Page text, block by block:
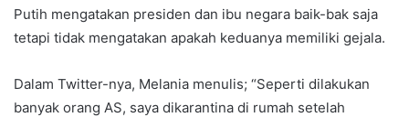
Putih mengatakan presiden dan ibu negara baik-bak saja
tetapi tidak mengatakan apakah keduanya memiliki gejala.
Dalam Twitter-nya, Melania menulis; “Seperti dilakukan
banyak orang AS, saya dikarantina di rumah setelah